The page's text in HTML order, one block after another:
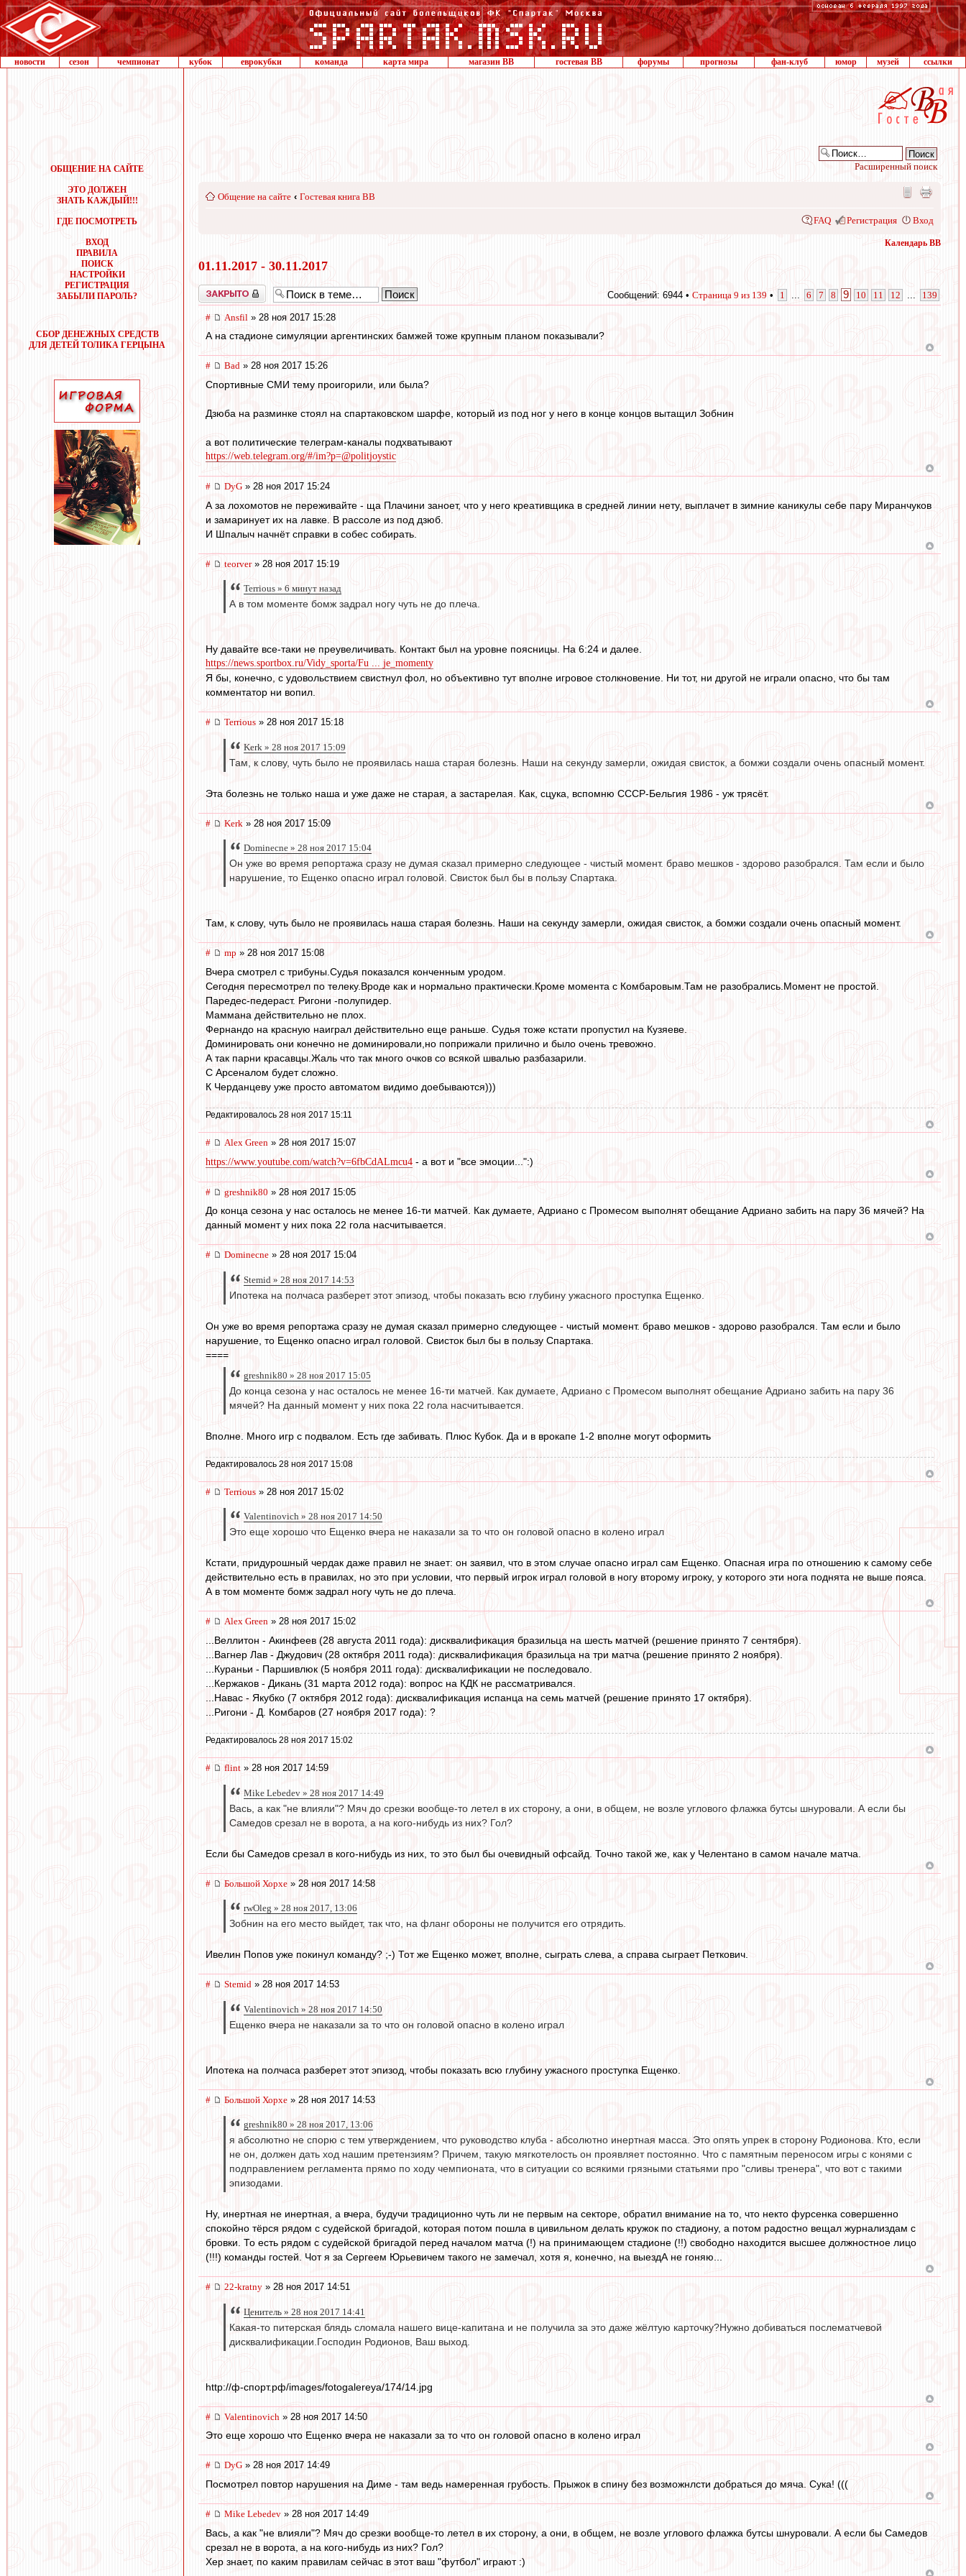
новости сезон чемпионат кубок еврокубки команда карта мира магазин ВВ гостевая ВВ форумы прогнозы фан-клуб юмор музей ссылки
ОБЩЕНИЕ НА САЙТЕ
ЭТО ДОЛЖЕН
ЗНАТЬ КАЖДЫЙ!!!
ГДЕ ПОСМОТРЕТЬ
ВХОД
ПРАВИЛА
ПОИСК
НАСТРОЙКИ
РЕГИСТРАЦИЯ
ЗАБЫЛИ ПАРОЛЬ?
СБОР ДЕНЕЖНЫХ СРЕДСТВ
ДЛЯ ДЕТЕЙ ТОЛИКА ГЕРЦЫНА
Расширенный поиск
Общение на сайте ‹ Гостевая книга ВВ
FAQ Регистрация Вход
Календарь ВВ
01.11.2017 - 30.11.2017
Закрыто Сообщений: 6944 • Страница 9 из 139 • 1 6 7 8 9 10 11 12 139
# Ansfil » 28 ноя 2017 15:28
А на стадионе симуляции аргентинских бамжей тоже крупным планом показывали?
# Bad » 28 ноя 2017 15:26
Спортивные СМИ тему проигорили, или была?
Дзюба на разминке стоял на спартаковском шарфе, который из под ног у него в конце концов вытащил Зобнин
а вот политические телеграм-каналы подхватывают
https://web.telegram.org/#/im?p=@politjoystic
# DyG » 28 ноя 2017 15:24
А за лохомотов не переживайте - ща Плачини заноет, что у него креативщика в средней линии нету, выплачет в зимние каникулы себе пару Миранчуков
и замаринует их на лавке. В рассоле из под дзюб.
И Шпалыч начнёт справки в собес собирать.
# teorver» 28 ноя 2017 15:19
Terrious » 6 минут назад
А в том моменте бомж задрал ногу чуть не до плеча.
Ну давайте все-таки не преувеличивать. Контакт был на уровне поясницы. На 6:24 и далее.
https://news.sportbox.ru/Vidy_sporta/Fu ... je_momenty
Я бы, конечно, с удовольствием свистнул фол, но объективно тут вполне игровое столкновение. Ни тот, ни другой не играли опасно, что бы там
комментатор ни вопил.
# Terrious » 28 ноя 2017 15:18
Kerk » 28 ноя 2017 15:09
Там, к слову, чуть было не проявилась наша старая болезнь. Наши на секунду замерли, ожидая свисток, а бомжи создали очень опасный момент.
Эта болезнь не только наша и уже даже не старая, а застарелая. Как, сцука, вспомню СССР-Бельгия 1986 - уж трясёт.
# Kerk » 28 ноя 2017 15:09
Dominecne » 28 ноя 2017 15:04
Он уже во время репортажа сразу не думая сказал примерно следующее - чистый момент. браво мешков - здорово разобрался. Там если и было
нарушение, то Ещенко опасно играл головой. Свисток был бы в пользу Спартака.
Там, к слову, чуть было не проявилась наша старая болезнь. Наши на секунду замерли, ожидая свисток, а бомжи создали очень опасный момент.
# mp » 28 ноя 2017 15:08
Вчера смотрел с трибуны.Судья показался конченным уродом.
Сегодня пересмотрел по телеку.Вроде как и нормально практически.Кроме момента с Комбаровым.Там не разобрались.Момент не простой.
Паредес-педераст. Ригони -полупидер.
Маммана действительно не плох.
Фернандо на красную наиграл действительно еще раньше. Судья тоже кстати пропустил на Кузяеве.
Доминировать они конечно не доминировали,но поприжали прилично и было очень тревожно.
А так парни красавцы.Жаль что так много очков со всякой швалью разбазарили.
С Арсеналом будет сложно.
К Черданцеву уже просто автоматом видимо доебываются)))
Редактировалось 28 ноя 2017 15:11
# Alex Green » 28 ноя 2017 15:07
https://www.youtube.com/watch?v=6fbCdALmcu4 - а вот и "все эмоции...":)
# greshnik80 » 28 ноя 2017 15:05
До конца сезона у нас осталось не менее 16-ти матчей. Как думаете, Адриано с Промесом выполнят обещание Адриано забить на пару 36 мячей? На
данный момент у них пока 22 гола насчитывается.
# Dominecne » 28 ноя 2017 15:04
Stemid » 28 ноя 2017 14:53
Ипотека на полчаса разберет этот эпизод, чтобы показать всю глубину ужасного проступка Ещенко.
Он уже во время репортажа сразу не думая сказал примерно следующее - чистый момент. браво мешков - здорово разобрался. Там если и было
нарушение, то Ещенко опасно играл головой. Свисток был бы в пользу Спартака.
====
greshnik80 » 28 ноя 2017 15:05
До конца сезона у нас осталось не менее 16-ти матчей. Как думаете, Адриано с Промесом выполнят обещание Адриано забить на пару 36
мячей? На данный момент у них пока 22 гола насчитывается.
Вполне. Много игр с подвалом. Есть где забивать. Плюс Кубок. Да и в врокапе 1-2 вполне могут оформить
Редактировалось 28 ноя 2017 15:08
# Terrious » 28 ноя 2017 15:02
Valentinovich » 28 ноя 2017 14:50
Это еще хорошо что Ещенко вчера не наказали за то что он головой опасно в колено играл
Кстати, придурошный чердак даже правил не знает: он заявил, что в этом случае опасно играл сам Ещенко. Опасная игра по отношению к самому себе
действительно есть в правилах, но это при условии, что первый игрок играл головой в ногу второму игроку, у которого эти нога поднята не выше пояса.
А в том моменте бомж задрал ногу чуть не до плеча.
# Alex Green » 28 ноя 2017 15:02
...Веллитон - Акинфеев (28 августа 2011 года): дисквалификация бразильца на шесть матчей (решение принято 7 сентября).
...Вагнер Лав - Джудович (28 октября 2011 года): дисквалификация бразильца на три матча (решение принято 2 ноября).
...Кураньи - Паршивлюк (5 ноября 2011 года): дисквалификации не последовало.
...Кержаков - Дикань (31 марта 2012 года): вопрос на КДК не рассматривался.
...Навас - Якубко (7 октября 2012 года): дисквалификация испанца на семь матчей (решение принято 17 октября).
...Ригони - Д. Комбаров (27 ноября 2017 года): ?
Редактировалось 28 ноя 2017 15:02
# flint » 28 ноя 2017 14:59
Mike Lebedev » 28 ноя 2017 14:49
Вась, а как "не влияли"? Мяч до срезки вообще-то летел в их сторону, а они, в общем, не возле углового флажка бутсы шнуровали. А если бы
Самедов срезал не в ворота, а на кого-нибудь из них? Гол?
Если бы Самедов срезал в кого-нибудь из них, то это был бы очевидный офсайд. Точно такой же, как у Челентано в самом начале матча.
# Большой Хорхе » 28 ноя 2017 14:58
rwOleg » 28 ноя 2017, 13:06
Зобнин на его место выйдет, так что, на фланг обороны не получится его отрядить.
Ивелин Попов уже покинул команду? ;-) Тот же Ещенко может, вполне, сыграть слева, а справа сыграет Петкович.
# Stemid » 28 ноя 2017 14:53
Valentinovich » 28 ноя 2017 14:50
Ещенко вчера не наказали за то что он головой опасно в колено играл
Ипотека на полчаса разберет этот эпизод, чтобы показать всю глубину ужасного проступка Ещенко.
# Большой Хорхе » 28 ноя 2017 14:53
greshnik80 » 28 ноя 2017, 13:06
я абсолютно не спорю с тем утверждением, что руководство клуба - абсолютно инертная масса. Это опять упрек в сторону Родионова. Кто, если
не он, должен дать ход нашим претензиям? Причем, такую мягкотелость он проявляет постоянно. Что с памятным переносом игры с конями с
подправлением регламента прямо по ходу чемпионата, что в ситуации со всякими грязными статьями про "сливы тренера", что вот с такими
эпизодами.
Ну, инертная не инертная, а вчера, будучи традиционно чуть ли не первым на секторе, обратил внимание на то, что некто фурсенка совершенно
спокойно тёрся рядом с судейской бригадой, которая потом пошла в цивильном делать кружок по стадиону, а потом радостно вещал журнализдам с
бровки. То есть рядом с судейской бригадой перед началом матча (!) на принимающем стадионе (!!) свободно находится высшее должностное лицо
(!!!) команды гостей. Чот я за Сергеем Юрьевичем такого не замечал, хотя я, конечно, на выездА не гоняю...
# 22-kratny » 28 ноя 2017 14:51
Ценитель » 28 ноя 2017 14:41
Какая-то питерская блядь сломала нашего вице-капитана и не получила за это даже жёлтую карточку?Нужно добиваться послематчевой
дисквалификации.Господин Родионов, Ваш выход.
http://ф-спорт.рф/images/fotogalereya/174/14.jpg
# Valentinovich » 28 ноя 2017 14:50
Это еще хорошо что Ещенко вчера не наказали за то что он головой опасно в колено играл
# DyG » 28 ноя 2017 14:49
Посмотрел повтор нарушения на Диме - там ведь намеренная грубость. Прыжок в спину без возможнлсти добраться до мяча. Сука! (((
# Mike Lebedev » 28 ноя 2017 14:49
Вась, а как "не влияли"? Мяч до срезки вообще-то летел в их сторону, а они, в общем, не возле углового флажка бутсы шнуровали. А если бы Самедов
срезал не в ворота, а на кого-нибудь из них? Гол?
Хер знает, по каким правилам сейчас в этот ваш "футбол" играют :)